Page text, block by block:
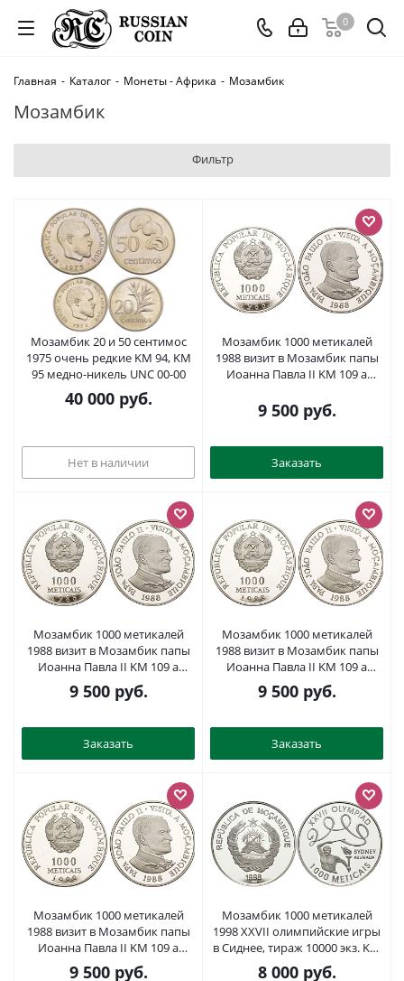
0
Главная - Каталог - Монеты - Африка - Мозамбик
Мозамбик
Фильтр
Мозамбик 20 и 50 сентимос
1975 очень редкие KM 94, KM
95 медно-никель UNC 00-00
40 000руб.
Нет в наличии
Мозамбик 1000 метикалей
1988 визит в Мозамбик папы
Иоанна Павла II KM 109 a
9 500руб.
Заказать
Мозамбик 1000 метикалей
1988 визит в Мозамбик папы
Иоанна Павла II KM 109 a
серебро PROOF 1079-5-24
9 500руб.
Заказать
Мозамбик 1000 метикалей
1988 визит в Мозамбик папы
Иоанна Павла II KM 109 a
серебро PROOF 1079-5-21
9 500руб.
Заказать
Мозамбик 1000 метикалей
1988 визит в Мозамбик папы
Иоанна Павла II KM 109 a
серебро PROOF 1079-5-22
9 500руб.
Мозамбик 1000 метикалей
1998 XXVII олимпийские игры
в Сиднее, тираж 10000 экз. KM
128 серебро PROOF 1078-5-63
8 000руб.